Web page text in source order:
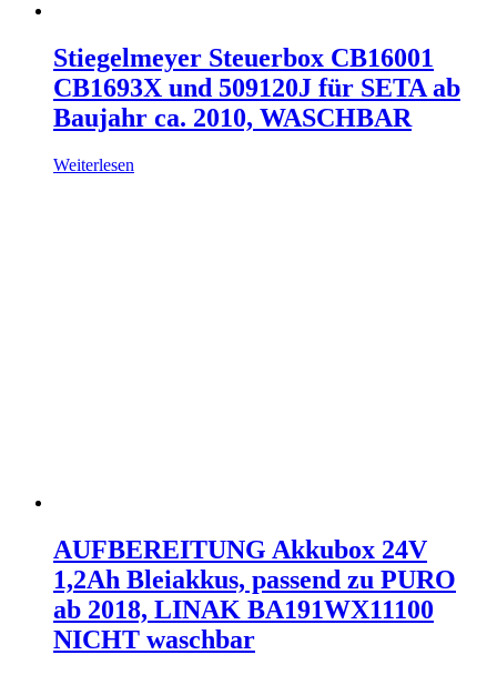
Stiegelmeyer Steuerbox CB16001
CB1693X und 509120J für SETA ab
Baujahr ca. 2010, WASCHBAR
Weiterlesen
AUFBEREITUNG Akkubox 24V
1,2Ah Bleiakkus, passend zu PURO
ab 2018, LINAK BA191WX11100
NICHT waschbar